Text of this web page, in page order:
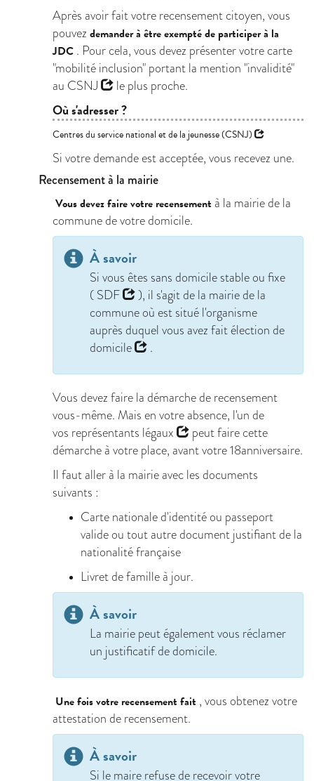
Après avoir fait votre recensement citoyen, vous
pouvez demander à être exempté de participer à la
JDC . Pour cela, vous devez présenter votre carte
"mobilité inclusion" portant la mention "invalidité"
au CSNJ le plus proche.
Où s'adresser ?
Centres du service national et de la jeunesse (CSNJ)
Si votre demande est acceptée, vous recevez une.
Recensement à la mairie
Vous devez faire votre recensement à la mairie de la
commune de votre domicile.
À savoir
Si vous êtes sans domicile stable ou fixe
( SDF
), il s'agit de la mairie de la
commune où est situé l'organisme
auprès duquel vous avez faitélection de
domicile
.
Vous devez faire la démarche de recensement
vous-même. Mais en votre absence, l'un de
vos représentants légaux
peut faire cette
démarche à votre place, avant votre 18anniversaire.
Il faut aller à la mairie avec les documents
suivants :
Carte nationale d'identité ou passeport
valide ou tout autre document justifiant de la
nationalité française
Livret de famille à jour.
À savoir
La mairie peut également vous réclamer
un justificatif de domicile.
Une fois votre recensement fait , vous obtenez votre
attestation de recensement.
À savoir
Si le maire refuse de recevoir votre